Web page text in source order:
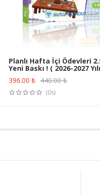
ÜRÜN SATIN AL
Planlı Hafta İçi Ödevleri
Yeni Baskı ! ( 2026-2027
396.00 ₺ 440.00₺
(0s)